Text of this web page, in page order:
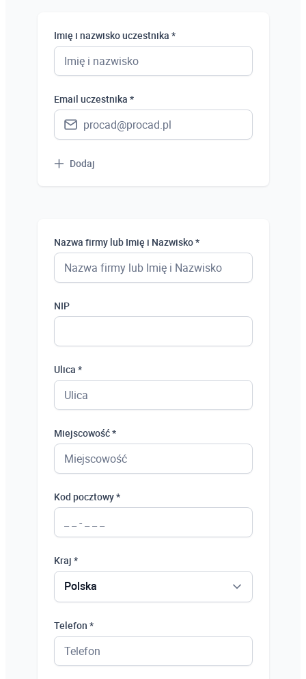
Imię i nazwisko uczestnika *
Email uczestnika *
Dodaj
Nazwa firmy lub Imię i Nazwisko *
NIP
Ulica *
Miejscowość *
Kod pocztowy *
Kraj *
Polska
Telefon *
Uczeń
Bezrobotny
Polska
Ukraina